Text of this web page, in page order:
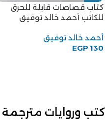
كتاب قصاصات قابلة للحرق
للكاتب أحمد خالد توفيق
أحمد خالد توفيق
EGP 130
كتب وروايات مترجمة